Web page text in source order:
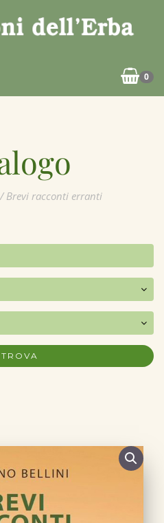
0
Brevi racconti erranti
TROVA